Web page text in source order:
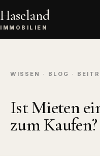
Haseland
IMMOBILIEN
WISSEN · BLOG ·
Ist Mieten
zum Kaufen?